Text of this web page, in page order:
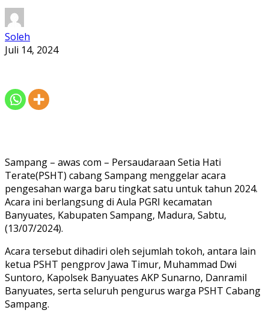
Soleh
Juli 14, 2024
Sampang – awas com – Persaudaraan Setia Hati
Terate(PSHT) cabang Sampang menggelar acara
pengesahan warga baru tingkat satu untuk tahun 2024.
Acara ini berlangsung di Aula PGRI kecamatan
Banyuates, Kabupaten Sampang, Madura, Sabtu,
(13/07/2024).
Acara tersebut dihadiri oleh sejumlah tokoh, antara lain
ketua PSHT pengprov Jawa Timur, Muhammad Dwi
Suntoro, Kapolsek Banyuates AKP Sunarno, Danramil
Banyuates, serta seluruh pengurus warga PSHT Cabang
Sampang.